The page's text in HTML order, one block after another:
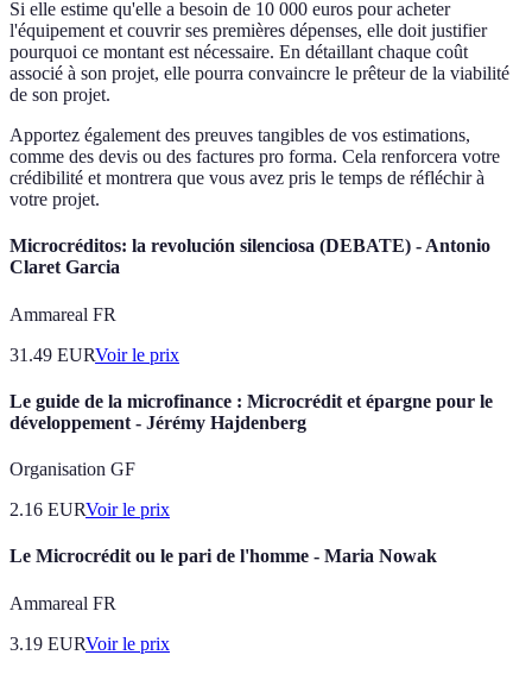
Si elle estime qu'elle a besoin de 10 000 euros pour acheter
l'équipement et couvrir ses premières dépenses, elle doit justifier
pourquoi ce montant est nécessaire. En détaillant chaque coût
associé à son projet, elle pourra convaincre le prêteur de la viabilité
de son projet.
Apportez également des preuves tangibles de vos estimations,
comme des devis ou des factures pro forma. Cela renforcera votre
crédibilité et montrera que vous avez pris le temps de réfléchir à
votre projet.
Microcréditos: la revolución silenciosa (DEBATE) - Antonio
Claret Garcia
Ammareal FR
31.49 EURVoir le prix
Le guide de la microfinance : Microcrédit et épargne pour le
développement - Jérémy Hajdenberg
Organisation GF
2.16 EURVoir le prix
Le Microcrédit ou le pari de l'homme - Maria Nowak
Ammareal FR
3.19 EURVoir le prix